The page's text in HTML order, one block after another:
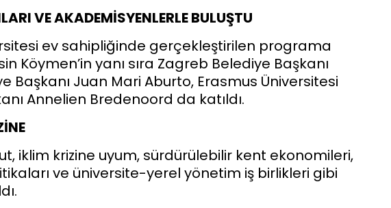
VE AKADEMİSYENLERLE BULUŞTU
ev sahipliğinde gerçekleştirilen programa
Köymen’in yanı sıra Zagreb Belediye Başkanı
Başkanı Juan Mari Aburto, Erasmus Üniversitesi
Annelien Bredenoord da katıldı.
iklim krizine uyum, sürdürülebilir kent ekonomileri,
ve üniversite-yerel yönetim iş birlikleri gibi